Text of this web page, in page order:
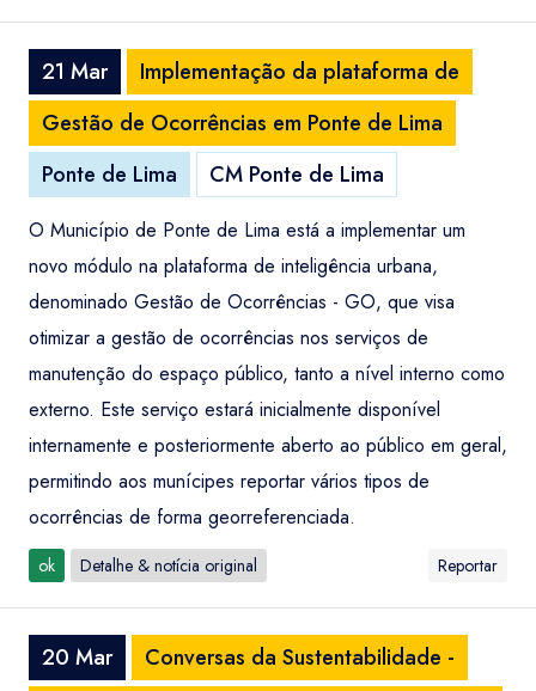
21 Mar
Implementação da plataforma de
Gestão de Ocorrências em Ponte de Lima
Ponte de Lima
CM Ponte de Lima
O Município de Ponte de Lima está a implementar um
novo módulo na plataforma de inteligência urbana,
denominado Gestão de Ocorrências - GO, que visa
otimizar a gestão de ocorrências nos serviços de
manutenção do espaço público, tanto a nível interno como
externo. Este serviço estará inicialmente disponível
internamente e posteriormente aberto ao público em geral,
permitindo aos munícipes reportar vários tipos de
ocorrências de forma georreferenciada.
ok Detalhe & notícia original Reportar
20 Mar
Conversas da Sustentabilidade -